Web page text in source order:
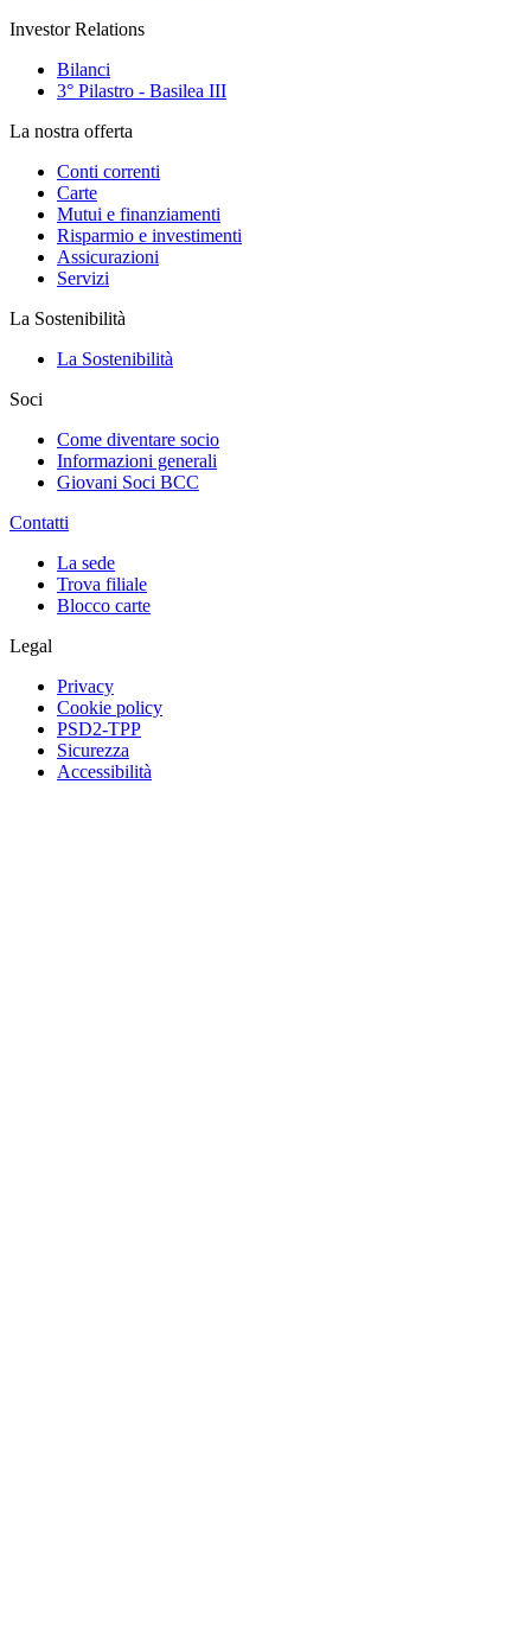
Investor Relations
Bilanci
3° Pilastro - Basilea III
La nostra offerta
Conti correnti
Carte
Mutui e finanziamenti
Risparmio e investimenti
Assicurazioni
Servizi
La Sostenibilità
La Sostenibilità
Soci
Come diventare socio
Informazioni generali
Giovani Soci BCC
Contatti
La sede
Trova filiale
Blocco carte
Legal
Privacy
Cookie policy
PSD2-TPP
Sicurezza
Accessibilità